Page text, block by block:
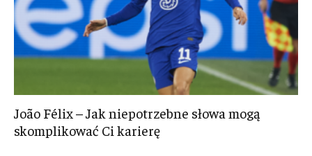
João Félix – Jak niepotrzebne słowa mogą
skomplikować Ci karierę